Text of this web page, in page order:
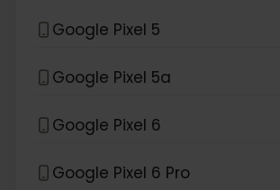
Google Pixel 5
Google Pixel 5a
Google Pixel 6
Google Pixel 6 Pro